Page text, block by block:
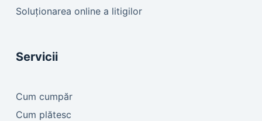
Soluționarea online a litigilor
Servicii
Cum cumpăr
Cum plătesc